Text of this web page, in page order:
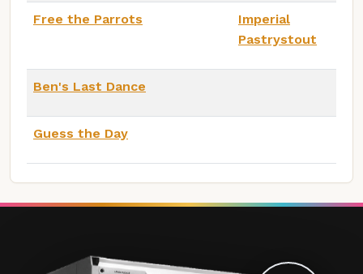
Free the Parrots
Imperial
Pastrystout
Ben's Last Dance
Guess the Day